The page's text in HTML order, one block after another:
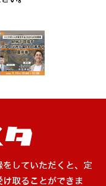
していただくと、定
取ることができま